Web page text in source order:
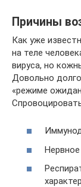
Причины
Как уже
на теле
вируса, но
Довольно
«режиме
Нервное